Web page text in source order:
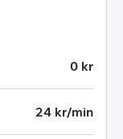
0 kr
24 kr/min